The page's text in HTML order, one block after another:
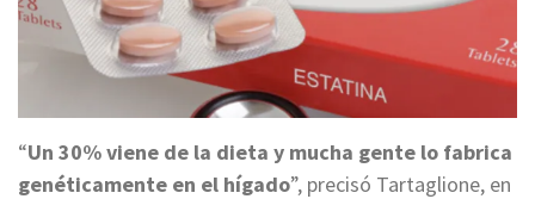
“Un 30% viene de la dieta y mucha gente lo fabrica
genéticamente en el hígado”, precisó Tartaglione, en